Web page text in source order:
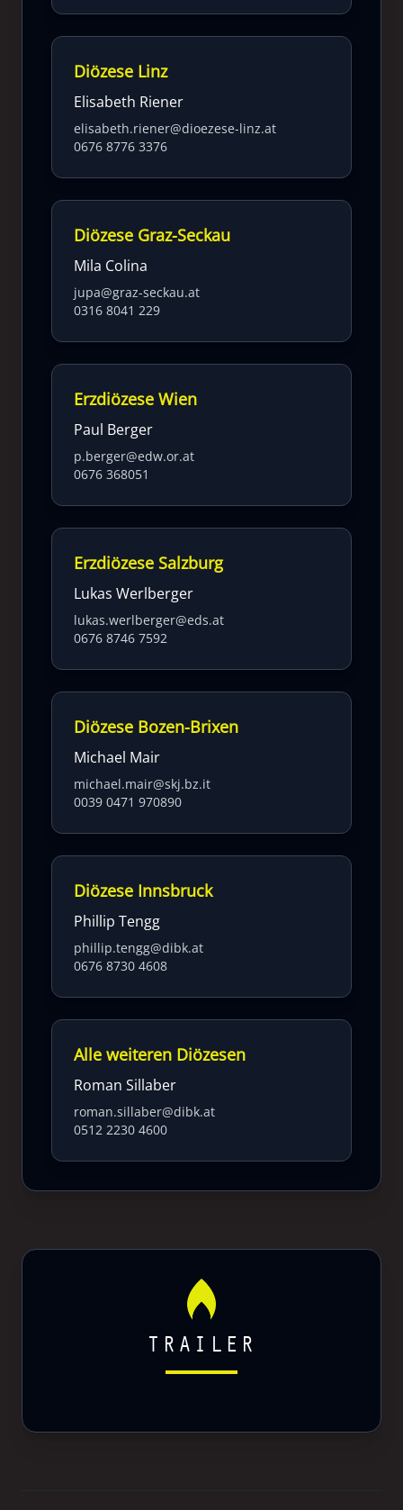
Diözese Linz
Elisabeth Riener
elisabeth.riener@dioezese-linz.at
0676 8776 3376
Diözese Graz-Seckau
Mila Colina
jupa@graz-seckau.at
0316 8041 229
Erzdiözese Wien
Paul Berger
p.berger@edw.or.at
0676 368051
Erzdiözese Salzburg
Lukas Werlberger
lukas.werlberger@eds.at
0676 8746 7592
Diözese Bozen-Brixen
Michael Mair
michael.mair@skj.bz.it
0039 0471 970890
Diözese Innsbruck
Phillip Tengg
phillip.tengg@dibk.at
0676 8730 4608
Alle weiteren Diözesen
Roman Sillaber
roman.sillaber@dibk.at
0512 2230 4600
TRAILER